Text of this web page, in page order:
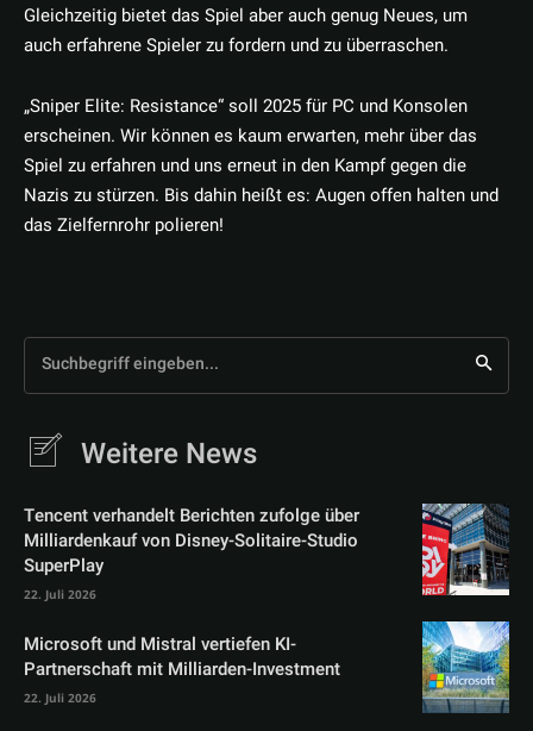
Gleichzeitig bietet das Spiel aber auch genug Neues, um
auch erfahrene Spieler zu fordern und zu überraschen.
„Sniper Elite: Resistance“ soll 2025 für PC und Konsolen
erscheinen. Wir können es kaum erwarten, mehr über das
Spiel zu erfahren und uns erneut in den Kampf gegen die
Nazis zu stürzen. Bis dahin heißt es: Augen offen halten und
das Zielfernrohr polieren!
Suchbegriff eingeben...
Weitere News
Tencent verhandelt Berichten zufolge über
Milliardenkauf von Disney-Solitaire-Studio
SuperPlay
22. Juli 2026
Microsoft und Mistral vertiefen KI-
Partnerschaft mit Milliarden-Investment
22. Juli 2026